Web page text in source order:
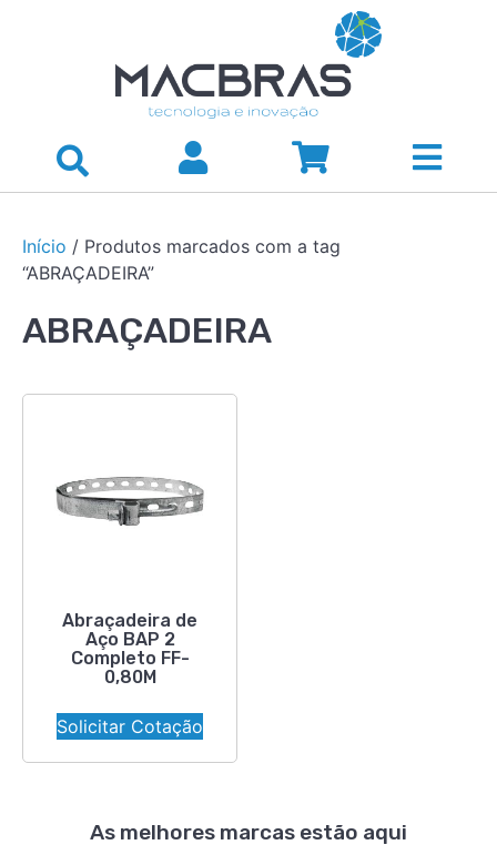
Início / Produtos marcados com a tag
“ABRAÇADEIRA”
ABRAÇADEIRA
As melhores marcas estão aqui
Abraçadeira de
Aço BAP 2
Completo FF-
0,80M
Solicitar Cotação